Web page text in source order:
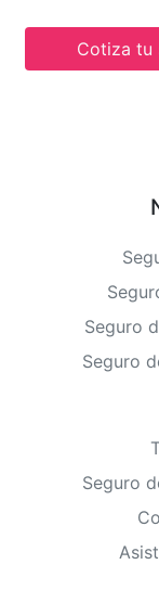
Cotiza tu
Seguro
Seguro
Seguro